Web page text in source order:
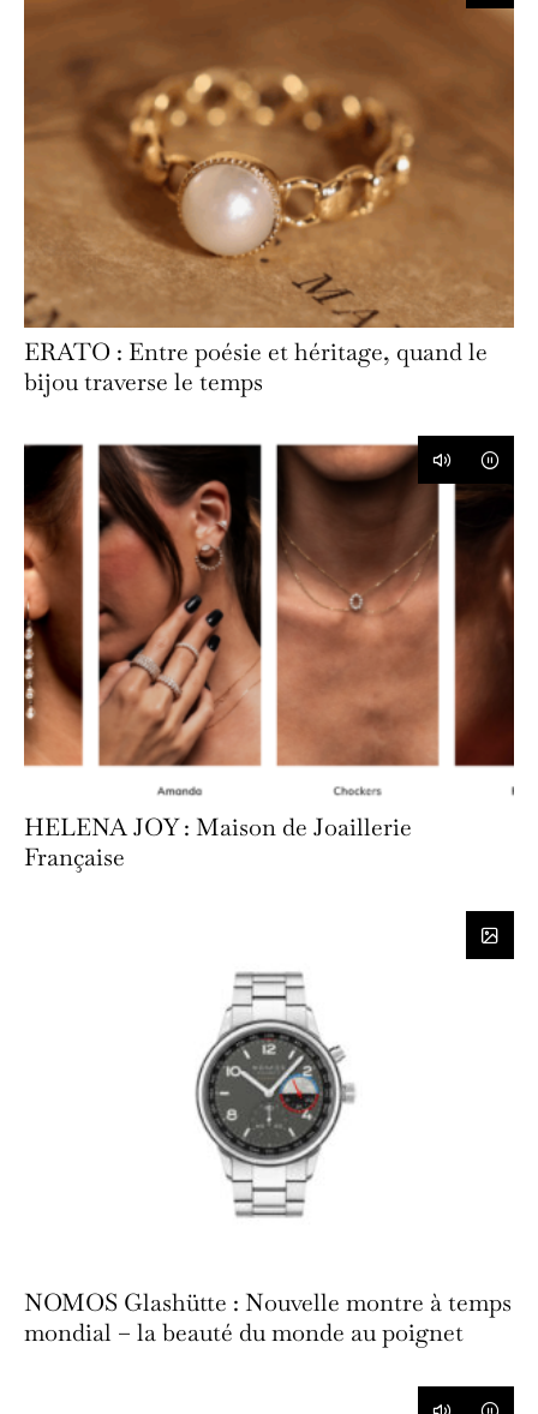
ERATO : Entre poésie et héritage, quand le
bijou traverse le temps
HELENA JOY : Maison de Joaillerie
Française
NOMOS Glashütte : Nouvelle montre à temps
mondial – la beauté du monde au poignet